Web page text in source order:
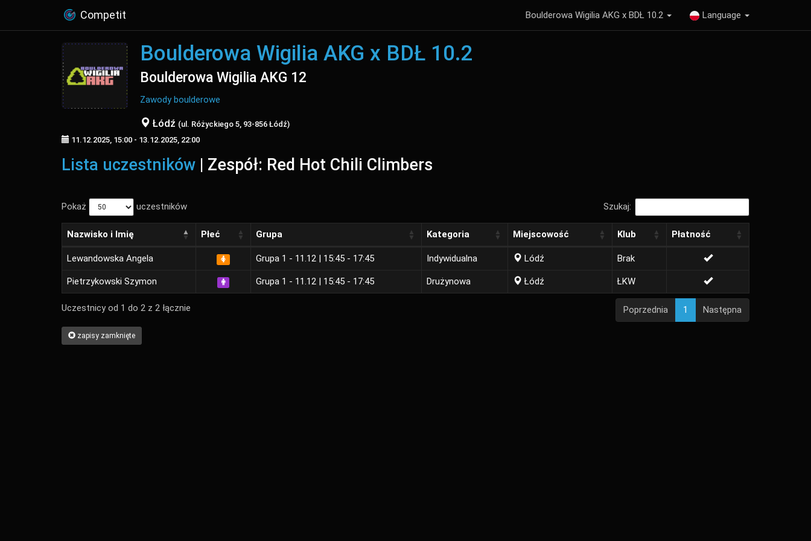
Competit Language
Boulderowa Wigilia AKG x BDŁ 10.2
Boulderowa Wigilia AKG x BDŁ 10.2
Boulderowa Wigilia AKG 12
Zawody boulderowe
Łódź (ul. Różyckiego 5, 93-856 Łódź)
11.12.2025, 15:00 - 13.12.2025, 22:00
Lista uczestników | Zespół: Red Hot Chili Climbers
Pokaż uczestników Szukaj:
Nazwisko i Imię Płeć Grupa Kategoria Miejscowość Klub Płatność
Lewandowska Angela Grupa 1 - 11.12 | 15:45 - 17:45 Indywidualna Lódź Brak
Pietrzykowski Szymon Grupa 1 - 11.12 | 15:45 - 17:45 Drużynowa Łódź ŁKW
Uczestnicy od 1 do 2 z 2 łącznie Poprzednia 1 Następna
zapisy zamknięte